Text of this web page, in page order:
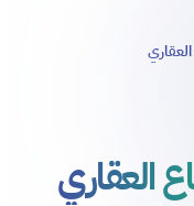
العقاري